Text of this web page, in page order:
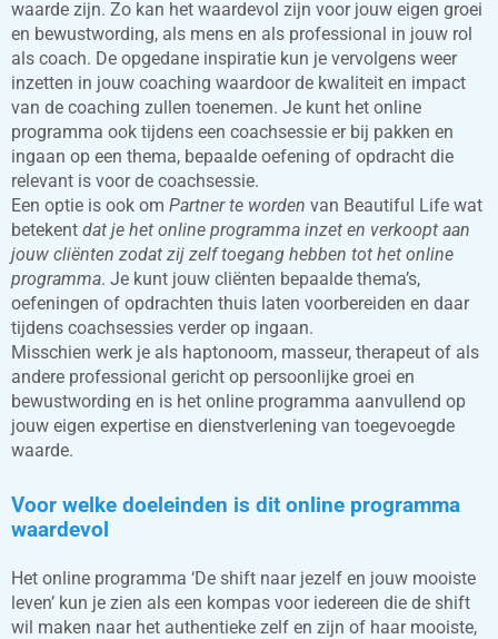
waarde zijn. Zo kan het waardevol zijn voor jouw eigen groei
en bewustwording, als mens en als professional in jouw rol
als coach. De opgedane inspiratie kun je vervolgens weer
inzetten in jouw coaching waardoor de kwaliteit en impact
van de coaching zullen toenemen. Je kunt het online
programma ook tijdens een coachsessie er bij pakken en
ingaan op een thema, bepaalde oefening of opdracht die
relevant is voor de coachsessie.
Een optie is ook om Partner te worden van Beautiful Life wat
betekent dat je het online programma inzet en verkoopt aan
jouw cliënten zodat zij zelf toegang hebben tot het online
programma. Je kunt jouw cliënten bepaalde thema’s,
oefeningen of opdrachten thuis laten voorbereiden en daar
tijdens coachsessies verder op ingaan.
Misschien werk je als haptonoom, masseur, therapeut of als
andere professional gericht op persoonlijke groei en
bewustwording en is het online programma aanvullend op
jouw eigen expertise en dienstverlening van toegevoegde
waarde.
Voor welke doeleinden is dit online programma
waardevol
Het online programma ‘De shift naar jezelf en jouw mooiste
leven’ kun je zien als een kompas voor iedereen die de shift
wil maken naar het authentieke zelf en zijn of haar mooiste,